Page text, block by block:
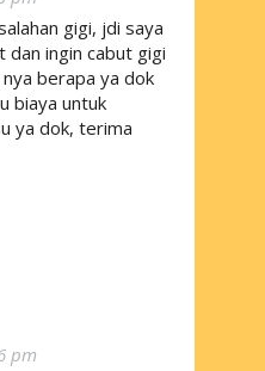
gigi, jdi saya
dan ingin cabut gigi
berapa ya dok
biaya untuk
ya dok, terima
pm